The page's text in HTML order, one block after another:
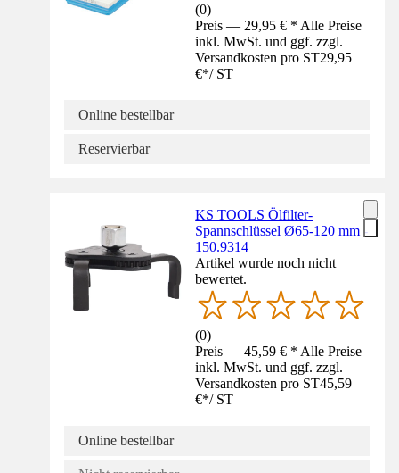
(0)
Preis — 29,95 € * Alle Preise
inkl. MwSt. und ggf. zzgl.
Versandkosten pro ST29,95
€*/ ST
Online bestellbar
Reservierbar
KS TOOLS Ölfilter-
Spannschlüssel Ø65-120 mm -
150.9314
Artikel wurde noch nicht
bewertet.
(0)
Preis — 45,59 € * Alle Preise
inkl. MwSt. und ggf. zzgl.
Versandkosten pro ST45,59
€*/ ST
Online bestellbar